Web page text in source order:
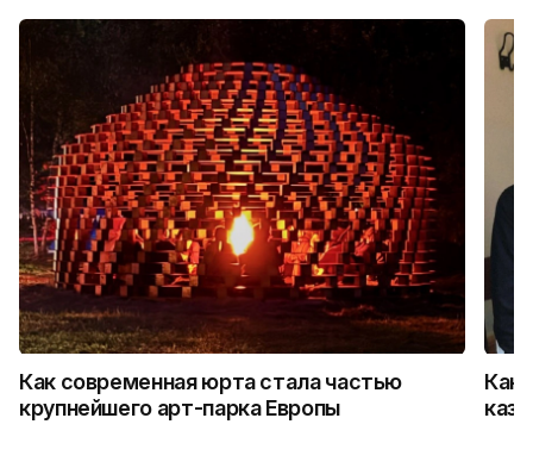
Как современная юрта стала частью
крупнейшего арт-парка Европы
Как